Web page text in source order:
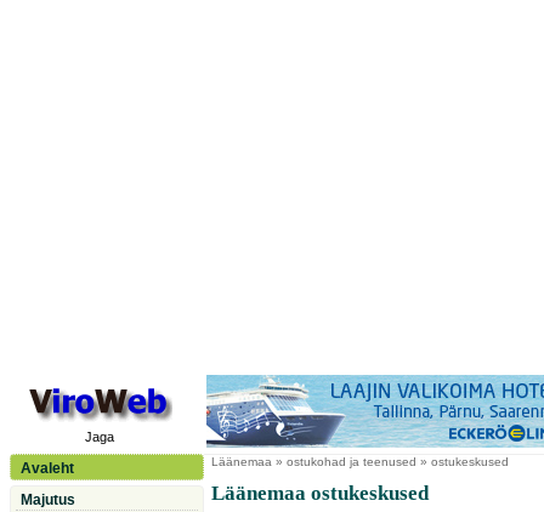
Jaga
Avaleht
Majutus
Läänemaa » ostukohad ja teenused » ostukeskused
Läänemaa ostukeskused